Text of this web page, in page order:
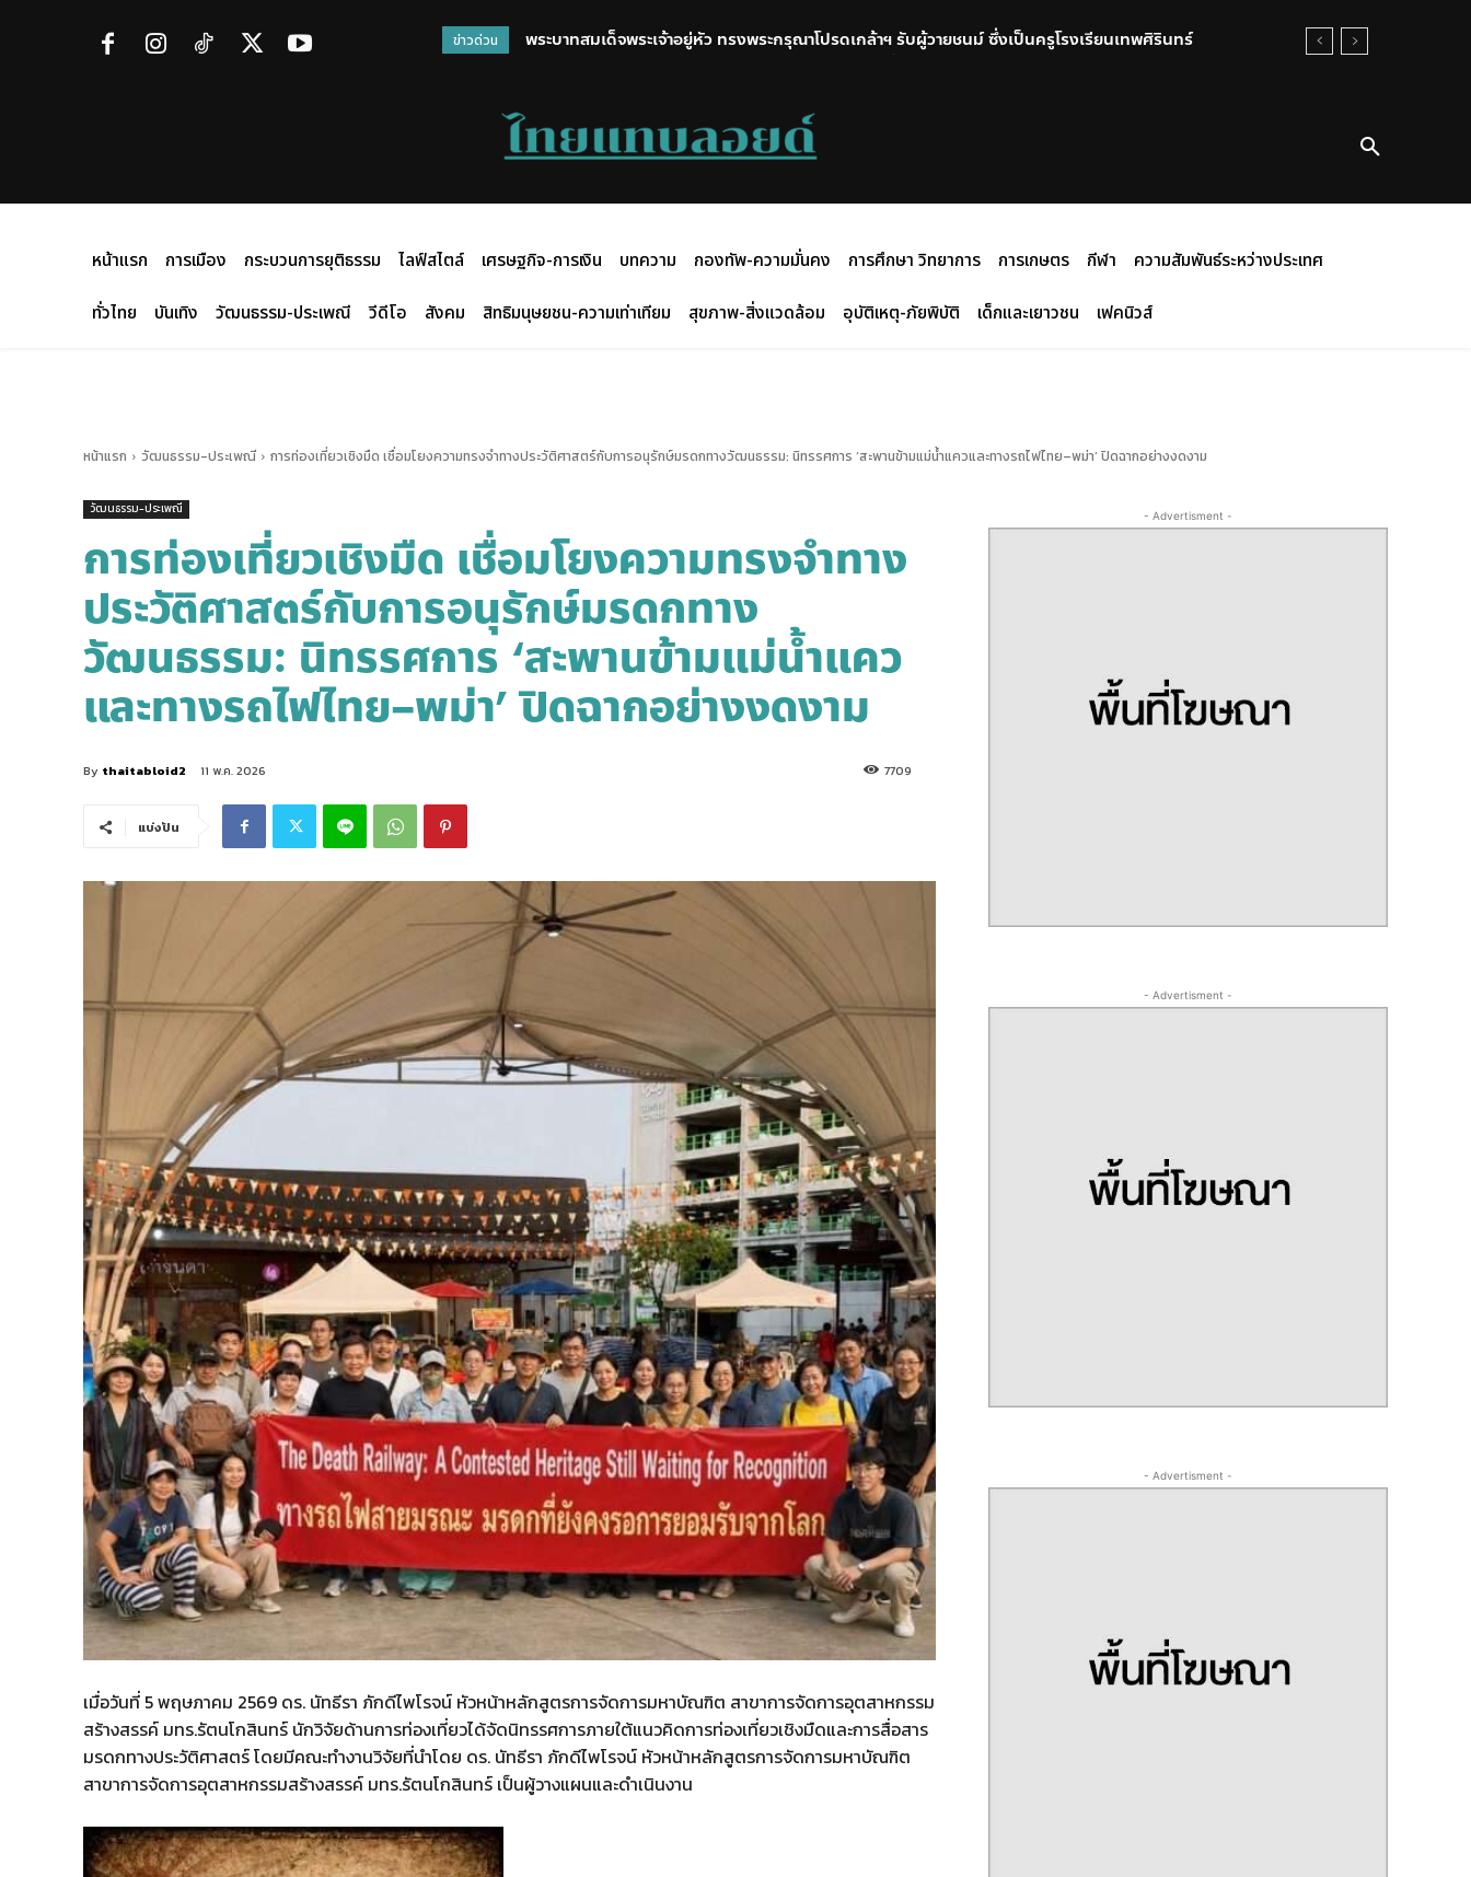
ข่าวด่วน
พระบาทสมเด็จพระเจ้าอยู่หัว ทรงพระกรุณาโปรดเกล้าฯ รับผู้วายชนม์ ซึ่งเป็นครูโรงเรียนเทพศิรินทร์
ศูนย์คุณธรรม มอบโล่ อัยการ สคช. เป็นองค์กรต้นแบบร่วมขับเคลื่อน คุณธรรมสู่สังคม
หน้าแรก การเมือง กระบวนการยุติธรรม ไลฟ์สไตล์ เศรษฐกิจ-การเงิน บทความ กองทัพ-ความมั่นคง การศึกษา วิทยาการ การเกษตร กีฬา
ความสัมพันธ์ระหว่างประเทศ
ทั่วไทย
บันเทิง วัฒนธรรม-ประเพณี วีดีโอ สังคม สิทธิมนุษยชน-ความเท่าเทียม สุขภาพ-สิ่งแวดล้อม อุบัติเหตุ-ภัยพิบัติ เด็กและเยาวชน เฟคนิวส์
หน้าแรก วัฒนธรรม-ประเพณี การท่องเที่ยวเชิงมืด เชื่อมโยงความทรงจำทางประวัติศาสตร์กับการอนุรักษ์มรดกทางวัฒนธรรม: นิทรรศการ ‘สะพานข้ามแม่น้ำแควและทางรถไฟไทย–พม่า’ ปิดฉากอย่างงดงาม
วัฒนธรรม-ประเพณี
การท่องเที่ยวเชิงมืด เชื่อมโยงความทรงจำทาง
ประวัติศาสตร์กับการอนุรักษ์มรดกทาง
วัฒนธรรม: นิทรรศการ ‘สะพานข้ามแม่น้ำแคว
และทางรถไฟไทย–พม่า’ ปิดฉากอย่างงดงาม
By thaitabloid2 11 พ.ค. 2026 7709
แบ่งปัน
เมื่อวันที่ 5 พฤษภาคม 2569 ดร. นัทธีรา ภักดีไพโรจน์ หัวหน้าหลักสูตรการจัดการมหาบัณฑิต สาขาการจัดการอุตสาหกรรม
สร้างสรรค์ มทร.รัตนโกสินทร์ นักวิจัยด้านการท่องเที่ยวได้จัดนิทรรศการภายใต้แนวคิดการท่องเที่ยวเชิงมืดและการสื่อสาร
มรดกทางประวัติศาสตร์ โดยมีคณะทำงานวิจัยที่นำโดย ดร. นัทธีรา ภักดีไพโรจน์ หัวหน้าหลักสูตรการจัดการมหาบัณฑิต
สาขาการจัดการอุตสาหกรรมสร้างสรรค์ มทร.รัตนโกสินทร์ เป็นผู้วางแผนและดำเนินงาน
- Advertisment -
- Advertisment -
- Advertisment -